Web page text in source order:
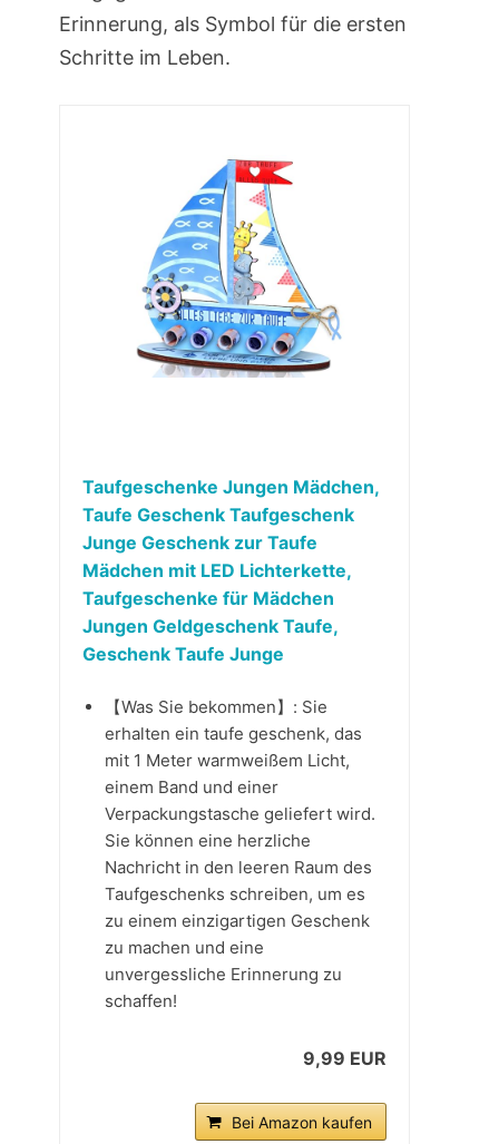
Erinnerung, als Symbol für die ersten
Schritte im Leben.
Taufgeschenke Jungen Mädchen,
Taufe Geschenk Taufgeschenk
Junge Geschenk zur Taufe
Mädchen mit LED Lichterkette,
Taufgeschenke für Mädchen
Jungen Geldgeschenk Taufe,
Geschenk Taufe Junge
【Was Sie bekommen】: Sie
erhalten ein taufe geschenk, das
mit 1 Meter warmweißem Licht,
einem Band und einer
Verpackungstasche geliefert wird.
Sie können eine herzliche
Nachricht in den leeren Raum des
Taufgeschenks schreiben, um es
zu einem einzigartigen Geschenk
zu machen und eine
unvergessliche Erinnerung zu
schaffen!
9,99 EUR
Bei Amazon kaufen